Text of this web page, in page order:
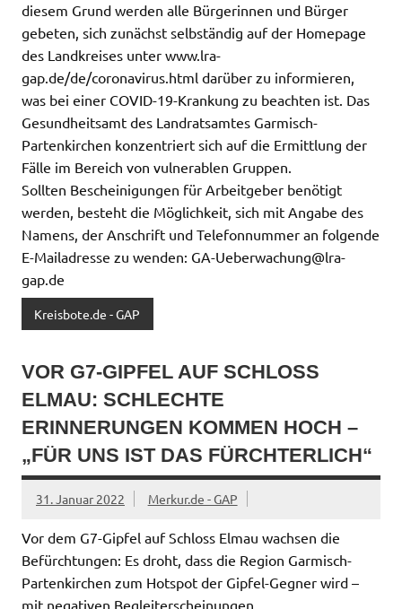
diesem Grund werden alle Bürgerinnen und Bürger
gebeten, sich zunächst selbständig auf der Homepage
des Landkreises unter www.lra-
gap.de/de/coronavirus.html darüber zu informieren,
was bei einer COVID-19-Krankung zu beachten ist. Das
Gesundheitsamt des Landratsamtes Garmisch-
Partenkirchen konzentriert sich auf die Ermittlung der
Fälle im Bereich von vulnerablen Gruppen.
Sollten Bescheinigungen für Arbeitgeber benötigt
werden, besteht die Möglichkeit, sich mit Angabe des
Namens, der Anschrift und Telefonnummer an folgende
E-Mailadresse zu wenden: GA-Ueberwachung@lra-
gap.de
Kreisbote.de - GAP
VOR G7-GIPFEL AUF SCHLOSS
ELMAU: SCHLECHTE
ERINNERUNGEN KOMMEN HOCH –
„FÜR UNS IST DAS FÜRCHTERLICH“
31. Januar 2022 Merkur.de - GAP
Vor dem G7-Gipfel auf Schloss Elmau wachsen die
Befürchtungen: Es droht, dass die Region Garmisch-
Partenkirchen zum Hotspot der Gipfel-Gegner wird –
mit negativen Begleiterscheinungen.